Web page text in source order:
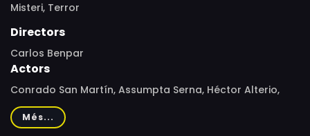
Misteri, Terror
Directors
Carlos Benpar
Actors
Conrado San Martín, Assumpta Serna, Héctor Alterio,
Alexandra Bastedo, Ferran Rañé, Silvia Sabaté, Ovidi
Montllor, José Luis López Vázquez, José María Cañete,
Més...